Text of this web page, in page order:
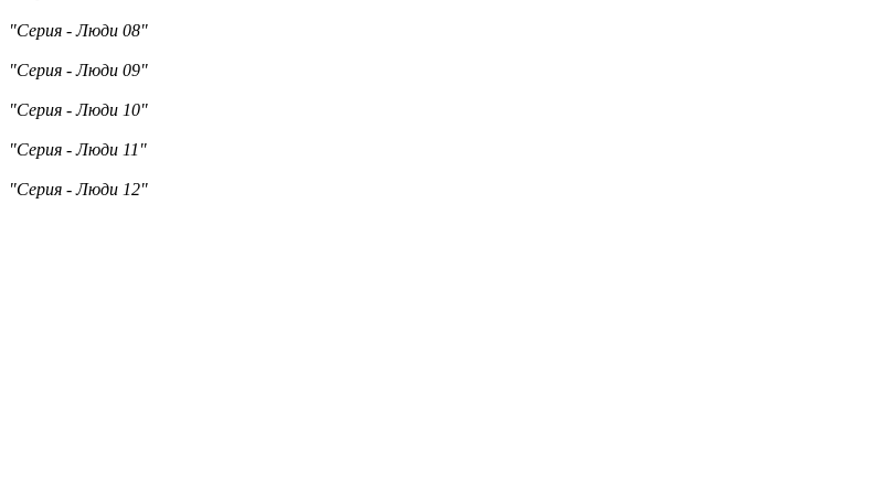
"Серия - Люди 08"
"Серия - Люди 09"
"Серия - Люди 10"
"Серия - Люди 11"
"Серия - Люди 12"